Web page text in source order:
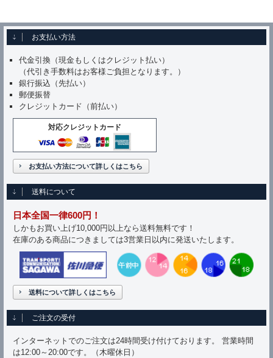
お支払い方法
代金引換（現金もしくはクレジット払い）
（代引き手数料はお客様ご負担となります。）
銀行振込（先払い）
郵便振替
クレジットカード（前払い）
対応クレジットカード
お支払い方法について詳しくはこちら
送料について
日本全国一律600円！
しかもお買い上げ10,000円以上なら送料無料です！
在庫のある商品につきましては3営業日以内に発送いたします。
送料について詳しくはこちら
ご注文の受付
インターネットでのご注文は24時間受け付けております。 営業時間
は12:00～20:00です。（木曜休日）